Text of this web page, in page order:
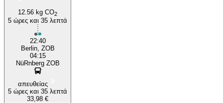
12.56 kg CO2
5 ώρες και 35 λεπτά
22:40
Berlin, ZOB
04:15
NüRnberg ZOB
απευθείας
5 ώρες και 35 λεπτά
33,98 €